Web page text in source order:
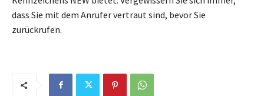
dass Sie mit dem Anrufer vertraut sind, bevor Sie
zurückrufen.